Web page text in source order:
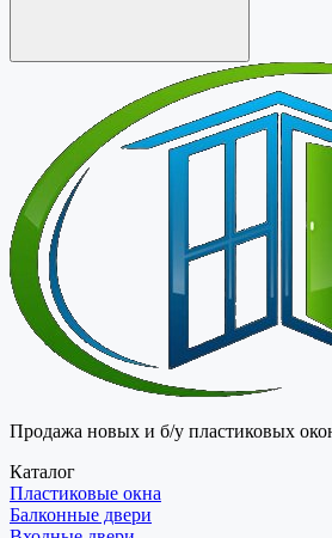
Продажа новых и б/у пластиковых
Каталог
Пластиковые окна
Балконные двери